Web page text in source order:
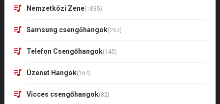
Nemzetközi Zene(1835)
Samsung csengőhangok(253)
Telefon Csengőhangok(145)
Üzenet Hangok(164)
Vicces csengőhangok(82)